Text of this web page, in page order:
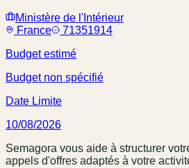
Ministère de l'Intérieur
France
71351914
Budget estimé
Budget non spécifié
Date Limite
10/08/2026
Semagora vous aide à structurer
appels d'offres adaptés à votre